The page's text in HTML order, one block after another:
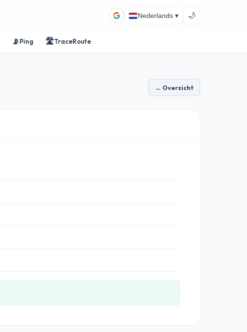
Nederlands ▾ 🌙
📡Ping 🛣️TraceRoute
← Overzicht